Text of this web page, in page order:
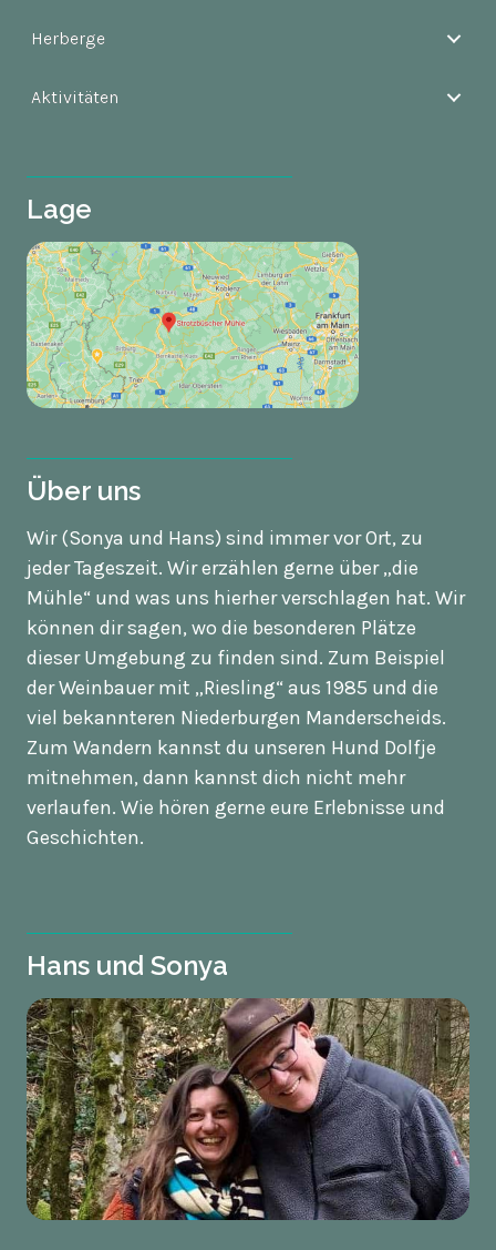
Herberge
Aktivitäten
Lage
Über uns
Wir (Sonya und Hans) sind immer vor Ort, zu
jeder Tageszeit. Wir erzählen gerne über „die
Mühle“ und was uns hierher verschlagen hat. Wir
können dir sagen, wo die besonderen Plätze
dieser Umgebung zu finden sind. Zum Beispiel
der Weinbauer mit „Riesling“ aus 1985 und die
viel bekannteren Niederburgen Manderscheids.
Zum Wandern kannst du unseren Hund Dolfje
mitnehmen, dann kannst dich nicht mehr
verlaufen. Wie hören gerne eure Erlebnisse und
Geschichten.
Hans und Sonya